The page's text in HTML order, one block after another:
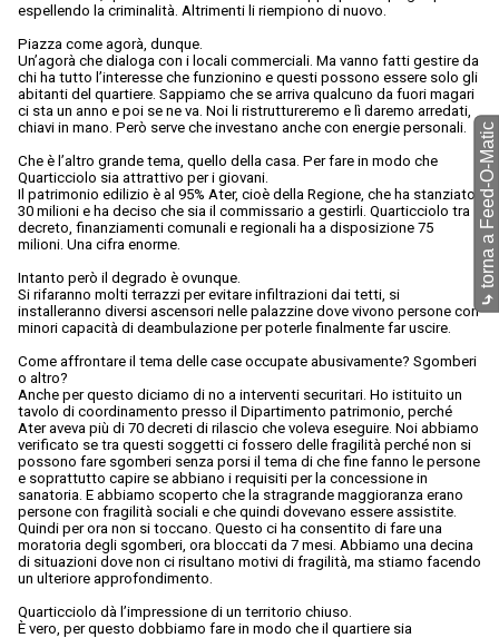
espellendo la criminalità. Altrimenti li riempiono di nuovo.
Piazza come agorà, dunque.
Un’agorà che dialoga con i locali commerciali. Ma vanno fatti gestire da
chi ha tutto l’interesse che funzionino e questi possono essere solo gli
abitanti del quartiere. Sappiamo che se arriva qualcuno da fuori magari
ci sta un anno e poi se ne va. Noi li ristruttureremo e lì daremo arredati,
chiavi in mano. Però serve che investano anche con energie personali.
Che è l’altro grande tema, quello della casa. Per fare in modo che
Quarticciolo sia attrattivo per i giovani.
Il patrimonio edilizio è al 95% Ater, cioè della Regione, che ha stanziato
30 milioni e ha deciso che sia il commissario a gestirli. Quarticciolo tra
decreto, finanziamenti comunali e regionali ha a disposizione 75
milioni. Una cifra enorme.
Intanto però il degrado è ovunque.
Si rifaranno molti terrazzi per evitare infiltrazioni dai tetti, si
installeranno diversi ascensori nelle palazzine dove vivono persone con
minori capacità di deambulazione per poterle finalmente far uscire.
Come affrontare il tema delle case occupate abusivamente? Sgomberi
o altro?
Anche per questo diciamo di no a interventi securitari. Ho istituito un
tavolo di coordinamento presso il Dipartimento patrimonio, perché
Ater aveva più di 70 decreti di rilascio che voleva eseguire. Noi abbiamo
verificato se tra questi soggetti ci fossero delle fragilità perché non si
possono fare sgomberi senza porsi il tema di che fine fanno le persone
e soprattutto capire se abbiano i requisiti per la concessione in
sanatoria. E abbiamo scoperto che la stragrande maggioranza erano
persone con fragilità sociali e che quindi dovevano essere assistite.
Quindi per ora non si toccano. Questo ci ha consentito di fare una
moratoria degli sgomberi, ora bloccati da 7 mesi. Abbiamo una decina
di situazioni dove non ci risultano motivi di fragilità, ma stiamo facendo
un ulteriore approfondimento.
Quarticciolo dà l’impressione di un territorio chiuso.
È vero, per questo dobbiamo fare in modo che il quartiere sia
⤷
torna a Feed-O-Matic